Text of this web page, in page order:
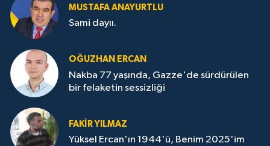
MUSTAFA ANAYURTLU
Sami dayıı.
OĞUZHAN ERCAN
Nakba 77 yaşında, Gazze'de sürdürülen
bir felaketin sessizliği
FAKİR YILMAZ
Yüksel Ercan'ın 1944'ü, Benim 2025'im